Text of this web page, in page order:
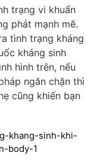
trạng vi khuẩn
phát mạnh mẽ.
tình trạng kháng
kháng sinh
hình trên, nếu
ngăn chặn thì
cũng khiến bạn